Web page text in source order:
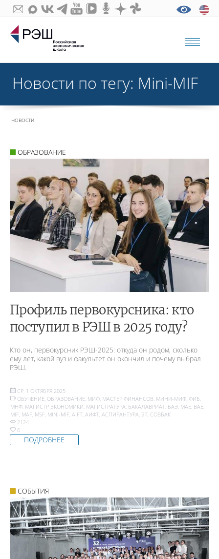
Новости по тегу: Mini-MIF
НОВОСТИ
ОБРАЗОВАНИЕ
Профиль первокурсника: кто
поступил в РЭШ в 2025 году?
Кто он, первокурсник РЭШ-2025: откуда он родом, сколько
ему лет, какой вуз и факультет он окончил и почему выбрал
РЭШ.
СР, 1 ОКТЯБРЯ 2025
ОБУЧЕНИЕ, ОБРАЗОВАНИЕ, МИФ, МАСТЕР ФИНАНСОВ, МИНИ-МИФ, ФИБ,
МНФ, МАГИСТР ЭКОНОМИКИ, МАГИСТРАТУРА, БАКАЛАВРИАТ, БАЭ, MAE, BAE,
MIF, MAF, MSF, MINI-MIF, AIFT, АИФТ, АСПИРАНТУРА, ЭТ, СОВБАК
2124
6
ПОДРОБНЕЕ
СОБЫТИЯ